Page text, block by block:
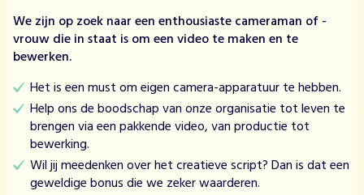
e
n
p
a
n
t
a
a
We zijn op zoek naar een enthousiaste cameraman of -
vrouw die in staat is om een video te maken en te
bewerken.
Het is een must om eigen camera-apparatuur te hebben.
Help ons de boodschap van onze organisatie tot leven te
brengen via een pakkende video, van productie tot
bewerking.
Wil jij meedenken over het creatieve script? Dan is dat een
geweldige bonus die we zeker waarderen.